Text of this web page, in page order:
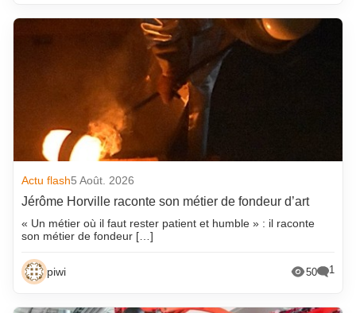
Actu flash5 Août. 2026
Jérôme Horville raconte son métier de fondeur d’art
« Un métier où il faut rester patient et humble » : il raconte
son métier de fondeur […]
piwi 50 1